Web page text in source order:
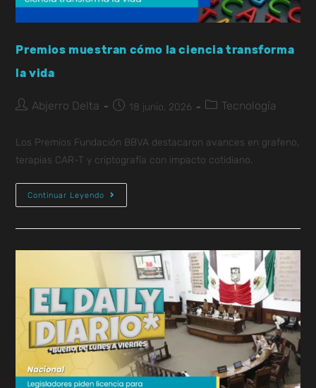
Premios muestran cómo la ciencia transforma
la vida
Abjerro Delta 18 junio, 2026 Tecnología
Los Premios Fundación BBVA destacaron avances en grafeno,
terapias CAR-T y criptografía con impacto cotidiano.
Continuar Leyendo